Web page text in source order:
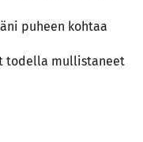
puheen kohtaa
todella mullistaneet